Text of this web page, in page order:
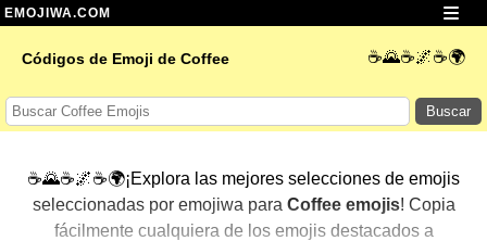
EMOJIWA.COM
Códigos de Emoji de Coffee ☕🌄☕🌌☕🌍
Buscar
☕🌄☕🌌☕🌍¡Explora las mejores selecciones de emojis
seleccionadas por emojiwa para Coffee emojis! Copia
fácilmente cualquiera de los emojis destacados a